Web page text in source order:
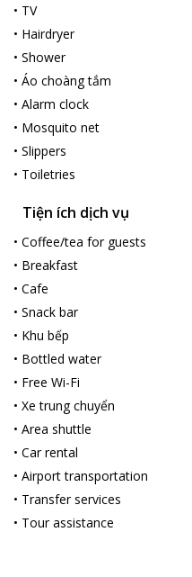
• TV
• Hairdryer
• Shower
• Áo choàng tắm
• Alarm clock
• Mosquito net
• Slippers
• Toiletries
Tiện ích dịch vụ
• Coffee/tea for guests
• Breakfast
• Cafe
• Snack bar
• Khu bếp
• Bottled water
• Free Wi-Fi
• Xe trung chuyển
• Area shuttle
• Car rental
• Airport transportation
• Transfer services
• Tour assistance